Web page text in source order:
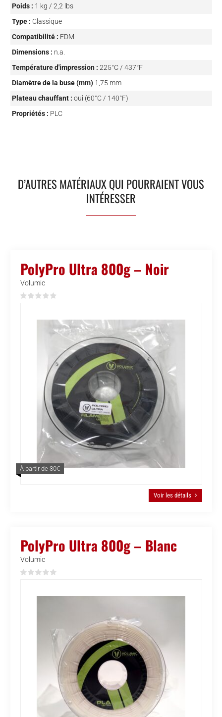
Poids : 1 kg / 2,2 lbs
Type : Classique
Compatibilité : FDM
Dimensions : n.a.
Température d'impression : 225°C / 437°F
Diamètre de la buse (mm) 1,75 mm
Plateau chauffant : oui (60°C / 140°F)
Propriétés : PLC
D’AUTRES MATÉRIAUX QUI POURRAIENT VOUS
INTÉRESSER
PolyPro Ultra 800g – Noir
Volumic
À partir de 30€
Voir les détails
PolyPro Ultra 800g – Blanc
Volumic